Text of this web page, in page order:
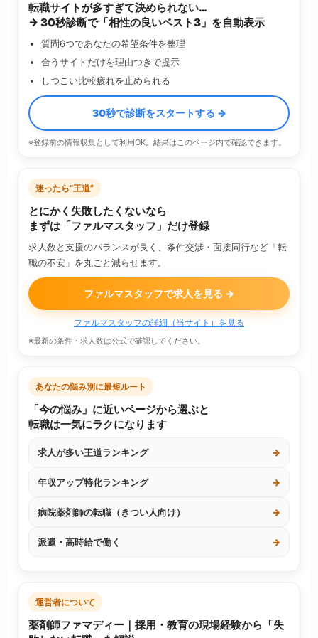
転職サイトが多すぎて決められない…
→ 30秒診断で「相性の良いベスト3」を自動表示
質問6つであなたの希望条件を整理
合うサイトだけを理由つきで提示
しつこい比較疲れを止められる
30秒で診断をスタートする →
※登録前の情報収集として利用OK。結果はこのページ内で確認できます。
迷ったら“王道”
とにかく失敗したくないなら
まずは「ファルマスタッフ」だけ登録
求人数と支援のバランスが良く、条件交渉・面接同行など「転
職の不安」を丸ごと減らせます。
ファルマスタッフで求人を見る →
ファルマスタッフの詳細（当サイト）を見る
※最新の条件・求人数は公式で確認してください。
あなたの悩み別に最短ルート
「今の悩み」に近いページから選ぶと
転職は一気にラクになります
求人が多い王道ランキング →
年収アップ特化ランキング →
病院薬剤師の転職（きつい人向け） →
派遣・高時給で働く →
運営者について
薬剤師ファマディー｜採用・教育の現場経験から「失